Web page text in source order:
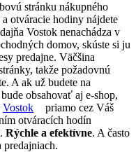
stránku nákupného
otváracie hodiny nájdete
Vostok nenachádza v
domov, skúste si ju
predajne. Väčšina
takže požadovnú
A ak už budete na
obsahovať aj e-shop,
Vostok
priamo cez Váš
otváracích hodín
Rýchle a efektívne. A často
predajniach.